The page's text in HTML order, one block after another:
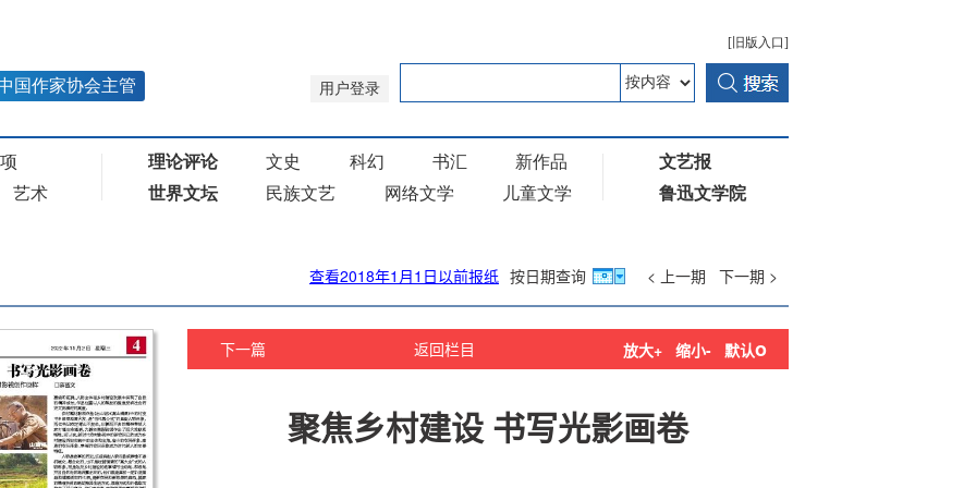
查看2018年1月1日以前报纸 按日期查询 < 上一期 下一期 >
返回栏目
下一篇 放大+ 缩小- 默认o
聚焦乡村建设 书写光影画卷